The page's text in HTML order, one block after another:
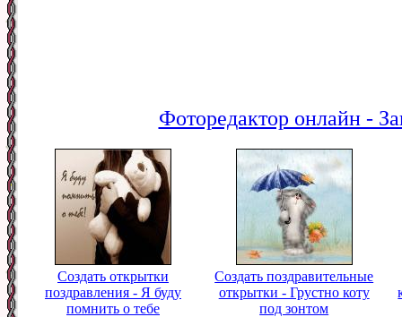
Фоторедактор онлайн -
Создать открытки
поздравления - Я буду
помнить о тебе
Создать поздравительные
открытки - Грустно коту
под зонтом